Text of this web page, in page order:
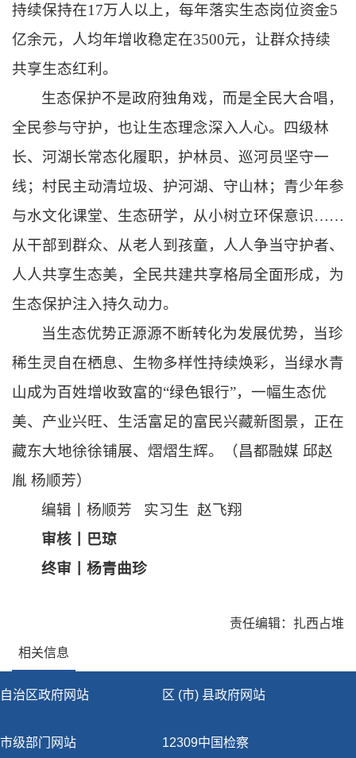
持续保持在17万人以上，每年落实生态岗位资金5
亿余元，人均年增收稳定在3500元，让群众持续
共享生态红利。
生态保护不是政府独角戏，而是全民大合唱，
全民参与守护，也让生态理念深入人心。四级林
长、河湖长常态化履职，护林员、巡河员坚守一
线；村民主动清垃圾、护河湖、守山林；青少年参
与水文化课堂、生态研学，从小树立环保意识……
从干部到群众、从老人到孩童，人人争当守护者、
人人共享生态美，全民共建共享格局全面形成，为
生态保护注入持久动力。
当生态优势正源源不断转化为发展优势，当珍
稀生灵自在栖息、生物多样性持续焕彩，当绿水青
山成为百姓增收致富的“绿色银行”，一幅生态优
美、产业兴旺、生活富足的富民兴藏新图景，正在
藏东大地徐徐铺展、熠熠生辉。
（昌都融媒 邱赵
胤 杨顺芳）
编辑丨杨顺芳 实习生 赵飞翔
审核丨
巴琼
终审丨杨青曲珍
责任编辑：扎西占堆
相关信息
自治区政府网站 区 (市) 县政府网站
市级部门网站 12309中国检察